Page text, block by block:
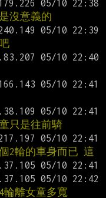
沒意義的
只是往前騎
2輪的車身而已 這
離女童多寬